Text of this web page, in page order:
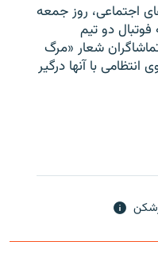
اجتماعی، روز جمعه
دو تیم
تماشاگران شعار «مرگ
انتظامی با آنها درگیر